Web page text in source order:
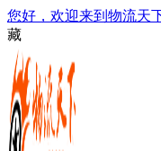
您好，欢迎来到物流天
藏